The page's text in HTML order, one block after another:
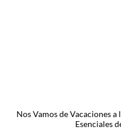
Nos Vamos de Vacaciones
Esenciales